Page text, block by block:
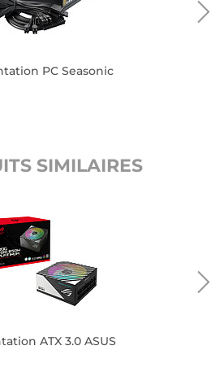
PC Seasonic
SIMILAIRES
ATX 3.0 ASUS